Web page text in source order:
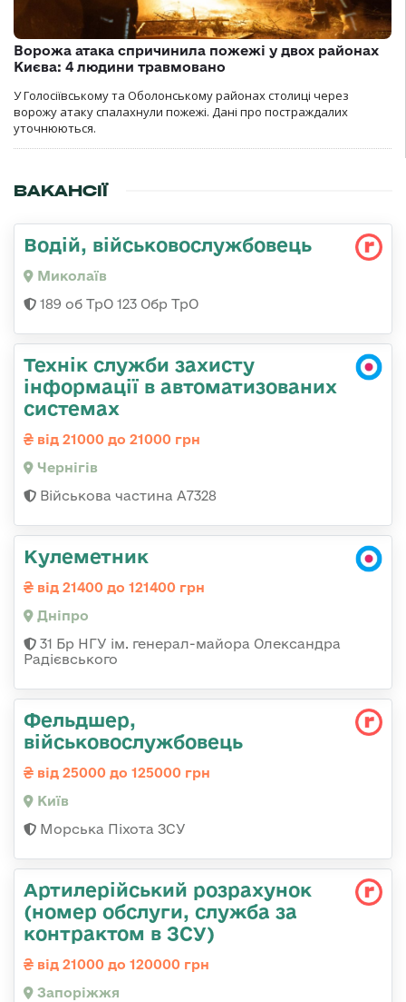
Ворожа атака спричинила пожежі у двох районах
Києва: 4 людини травмовано
У Голосіївському та Оболонському районах столиці через
ворожу атаку спалахнули пожежі. Дані про постраждалих
уточнюються.
ВАКАНСІЇ
Водій, військовослужбовець
Миколаїв
189 об ТрО 123 Обр ТрО
Технік служби захисту
інформації в автоматизованих
системах
від 21000 до 21000 грн
Чернігів
Військова частина А7328
Кулеметник
від 21400 до 121400 грн
Дніпро
31 Бр НГУ ім. генерал-майора Олександра
Радієвського
Фельдшер,
військовослужбовець
від 25000 до 125000 грн
Київ
Морська Піхота ЗСУ
Артилерійський розрахунок
(номер обслуги, служба за
контрактом в ЗСУ)
від 21000 до 120000 грн
Запоріжжя